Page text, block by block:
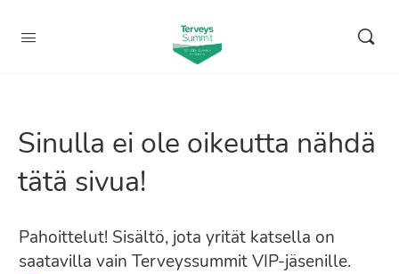
Sinulla ei ole oikeutta nähdä
tätä sivua!
Pahoittelut! Sisältö, jota yrität katsella on
saatavilla vain Terveyssummit VIP-jäsenille.